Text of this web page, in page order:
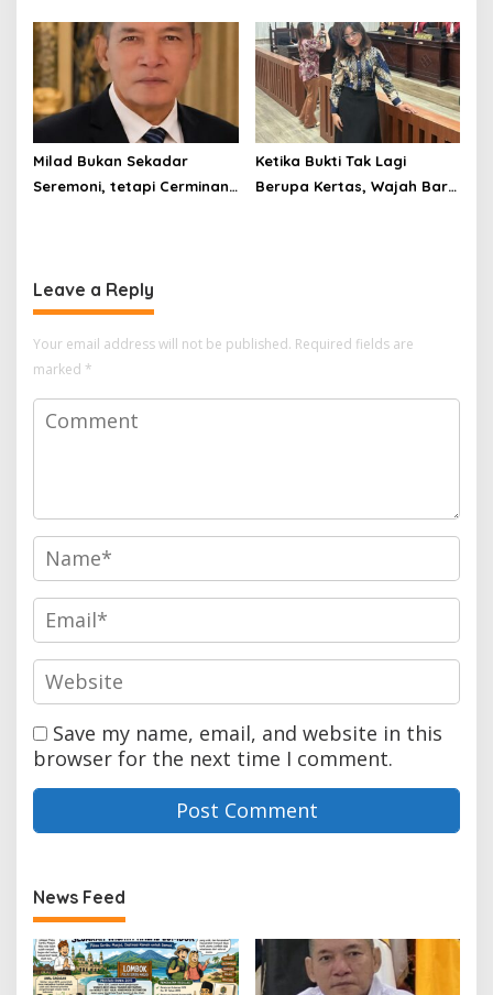
Milad Bukan Sekadar
Seremoni, tetapi Cerminan
Ketika Bukti Tak Lagi
Berupa Kertas, Wajah Baru
Leave a Reply
Your email address will not be published. Required fields are
marked *
Save my name, email, and website in this
browser for the next time I comment.
News Feed